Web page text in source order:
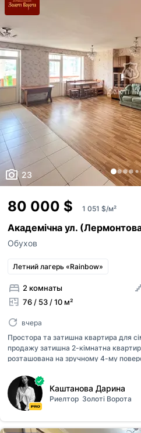
23
80 000 $ 1 051 $/м²
Академічна ул.
Обухов
Летний лагерь «Rainbow»
2 комнаты
76 / 53 / 10 м²
вчера
Простора та затишна квартира для
продажу затишна 2-кімнатна
розташована на зручному 4-му
матеріалу зовнішніх стін із якісної
перекриттям, будинок володіє
шумоізоляцією та чудово утримує
Оселя перебуває в охайному
заселення без термінових
Каштанова Дарина
Риелтор Золоті Ворота